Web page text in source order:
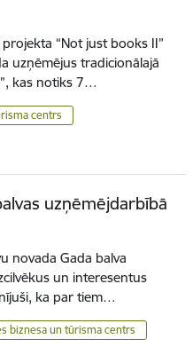
“Not just books II”
uzņēmējus tradicionālajā
kas notiks 7…
centrs
uzņēmējdarbībā
novada Gada balva
un interesentus
ka par tiem…
biznesa un tūrisma centrs